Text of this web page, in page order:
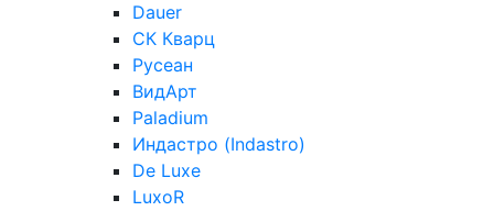
Dauer
СК Кварц
Русеан
ВидАрт
Paladium
Индастро (Indastro)
De Luxe
LuxoR